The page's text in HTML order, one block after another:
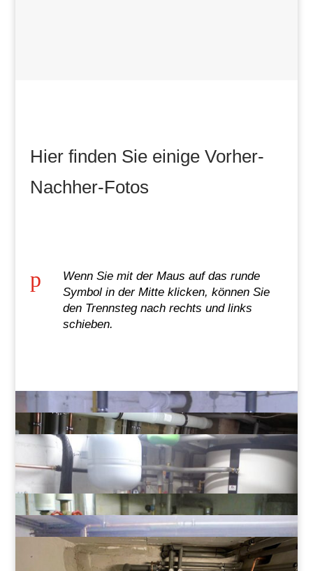
Hier finden Sie einige Vorher-
Nachher-Fotos
p
Wenn Sie mit der Maus auf das runde
Symbol in der Mitte klicken, können Sie
den Trennsteg nach rechts und links
schieben.